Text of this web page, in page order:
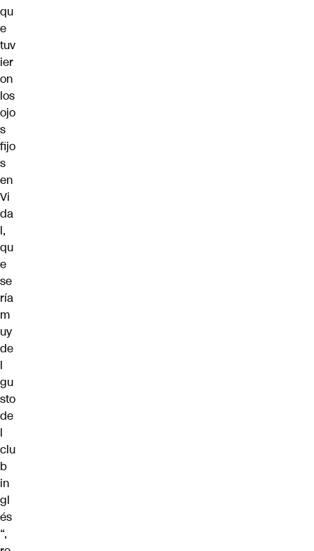
qu
e
tuv
ier
on
los
ojo
s
fijo
s
en
Vi
da
l,
qu
e
se
ría
m
uy
de
l
gu
sto
de
l
clu
b
in
gl
és
“,